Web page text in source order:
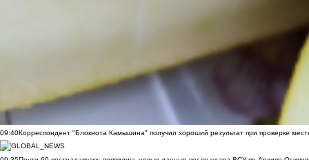
09:40Корреспондент "Блокнота Камышина" получил хороший результат при проверке